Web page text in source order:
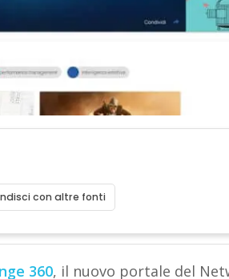
con altre fonti
360, il nuovo portale del